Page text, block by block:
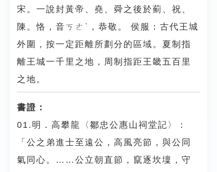
宋。一說封黃帝、堯、舜之後於薊、祝、
陳。恪，音ㄎㄜˋ，恭敬。 侯服：古代王城
外圍，按一定距離所劃分的區域。夏制指
離王城一千里之地，周制指距王畿五百里
之地。
書證：
01.明．高攀龍〈鄒忠公惠山祠堂記〉：
「公之弟進士至遠公，高風亮節，與公同
氣同心。……公立朝直節，竄逐坎壈，守